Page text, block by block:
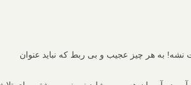
به هر چیز عجیب و بی ربط که نباید عنوان